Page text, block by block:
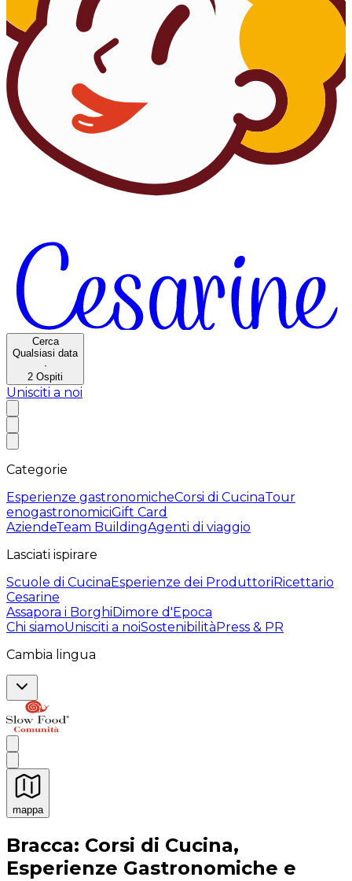
Cerca
Qualsiasi data
·
2 Ospiti
Unisciti a noi
Categorie
Esperienze gastronomicheCorsi di CucinaTour
enogastronomiciGift Card
AziendeTeam BuildingAgenti di viaggio
Lasciati ispirare
Scuole di CucinaEsperienze dei ProduttoriRicettario
Cesarine
Assapora i BorghiDimore d'Epoca
Chi siamoUnisciti a noiSostenibilitàPress & PR
Cambia lingua
mappa
Esperienze culinarie indimenticabili: Esperienze
Bracca: Corsi di Cucina,
Esperienze Gastronomiche e